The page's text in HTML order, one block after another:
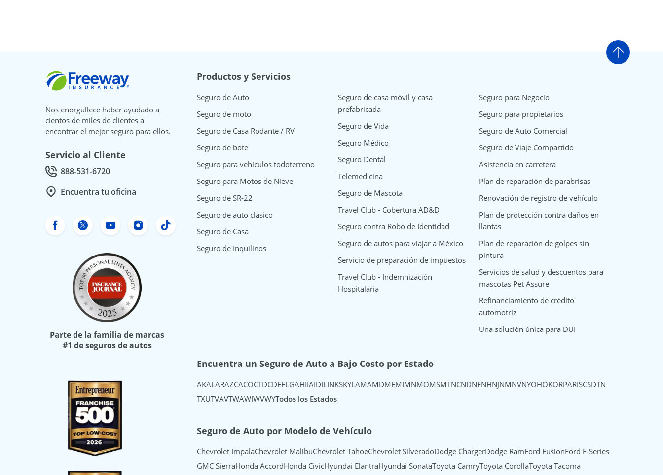
Ir arriba
Freeway Insurance
Nos enorgullece haber ayudado a
cientos de miles de clientes a
encontrar el mejor seguro para ellos.
Servicio al Cliente
Call Customer service at
888-531-6720
Encuentra tu oficina
Facebook de Freeway Insurance
X de Freeway Insurance
YouTube de Freeway Insurance
Instagram Freeway Insurance
TikTok Freeway Insurance
Parte de la familia de marcas
#1 de seguros de autos
Productos y Servicios
Seguro de Auto
Seguro de moto
Seguro de Casa Rodante / RV
Seguro de bote
Seguro para vehículos todoterreno
Seguro para Motos de Nieve
Seguro de SR-22
Seguro de auto clásico
Seguro de Casa
Seguro de Inquilinos
Seguro de casa móvil y casa
prefabricada
Seguro de Vida
Seguro Médico
Seguro Dental
Telemedicina
Seguro de Mascota
Travel Club - Cobertura AD&D
Seguro contra Robo de Identidad
Seguro de autos para viajar a México
Servicio de preparación de impuestos
Travel Club - Indemnización
Hospitalaria
Seguro para Negocio
Seguro para propietarios
Seguro de Auto Comercial
Seguro de Viaje Compartido
Asistencia en carretera
Plan de reparación de parabrisas
Renovación de registro de vehículo
Plan de protección contra daños en
llantas
Plan de reparación de golpes sin
pintura
Servicios de salud y descuentos para
mascotas Pet Assure
Refinanciamiento de crédito
automotriz
Una solución única para DUI
Encuentra un Seguro de Auto a Bajo Costo por Estado
AKALARAZCACOCTDCDEFLGAHIIAIDILINKSKYLAMAMDMEMIMNMOMSMTNCNDNENHNJNMNVNYOHOKORPARISCSDTN
TXUTVAVTWAWIWVWYTodos los Estados
Seguro de Auto por Modelo de Vehículo
Chevrolet ImpalaChevrolet MalibuChevrolet TahoeChevrolet SilveradoDodge ChargerDodge RamFord FusionFord F-Series
GMC SierraHonda AccordHonda CivicHyundai ElantraHyundai SonataToyota CamryToyota CorollaToyota Tacoma